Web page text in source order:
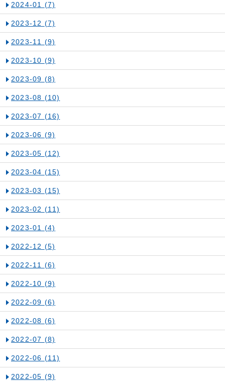
2024-01 (7)
2023-12 (7)
2023-11 (9)
2023-10 (9)
2023-09 (8)
2023-08 (10)
2023-07 (16)
2023-06 (9)
2023-05 (12)
2023-04 (15)
2023-03 (15)
2023-02 (11)
2023-01 (4)
2022-12 (5)
2022-11 (6)
2022-10 (9)
2022-09 (6)
2022-08 (6)
2022-07 (8)
2022-06 (11)
2022-05 (9)